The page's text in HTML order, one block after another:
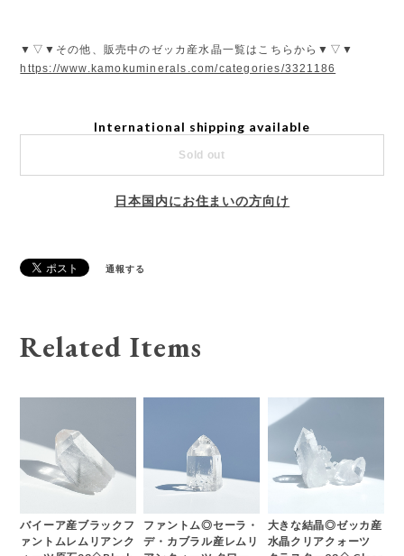
▼▽▼その他、販売中のゼッカ産水晶一覧はこちらから▼▽▼
https://www.kamokuminerals.com/categories/3321186
International shipping available
Sold out
日本国内にお住まいの方向け
通報する
Related Items
バイーア産ブラックフ
ァントムレムリアンク
ファントム◎セーラ・
デ・カブラル産レムリ
大きな結晶◎ゼッカ産
水晶クリアクォーツ